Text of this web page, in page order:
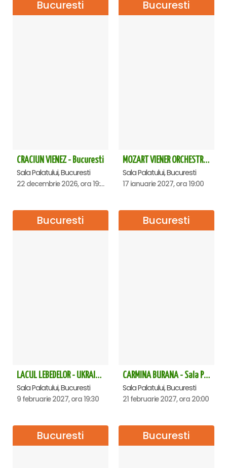
Bucuresti
CRACIUN VIENEZ - Bucuresti
Sala Palatului, Bucuresti
22 decembrie 2026, ora 19:00
Bucuresti
MOZART VIENER ORCHESTRA - CONCERT EXTRAORDINAR - Sala Palatului
Sala Palatului, Bucuresti
17 ianuarie 2027, ora 19:00
Bucuresti
LACUL LEBEDELOR - UKRAINIAN CLASSICAL BALLET - Bucuresti
Sala Palatului, Bucuresti
9 februarie 2027, ora 19:30
Bucuresti
CARMINA BURANA - Sala Palatului
Sala Palatului, Bucuresti
21 februarie 2027, ora 20:00
Bucuresti Bucuresti